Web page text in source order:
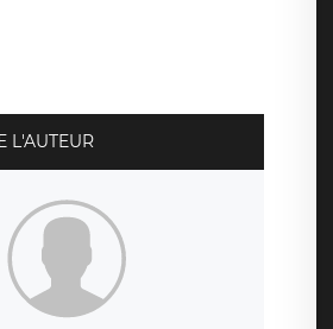
Senghor, joignable à l’adresse mail :
Vous avez
d’introduire une réclamation auprès
L'AUTEUR